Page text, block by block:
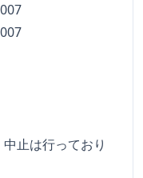
止は行っており